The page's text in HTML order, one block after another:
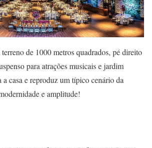
de 1000 metros quadrados, pé direito
para atrações musicais e jardim
casa e reproduz um típico cenário da
e amplitude!